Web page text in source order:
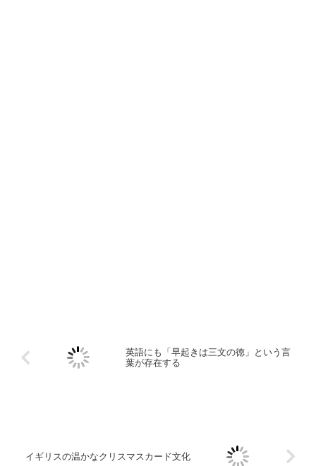
英語にも「早起きは三文の徳」という言
葉が存在する
イギリスの温かなクリスマスカード文化